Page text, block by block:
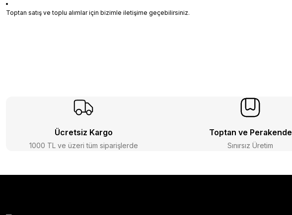
Toptan satış ve toplu alımlar için bizimle iletişime geçebilirsiniz.
Ücretsiz Kargo
1000 TL ve üzeri tüm siparişlerde
Toptan ve Perakende
Sınırsız Üretim